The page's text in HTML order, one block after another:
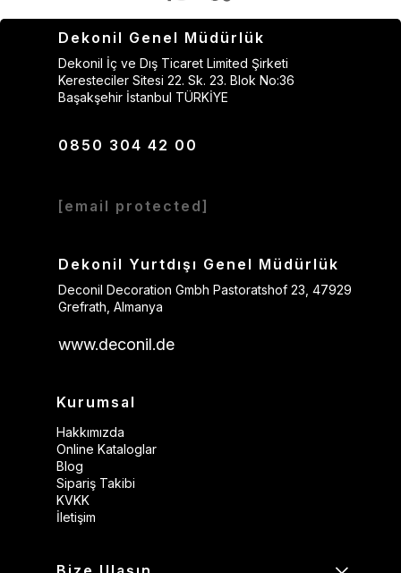
Dekonil Genel Müdürlük
Dekonil İç ve Dış Ticaret Limited Şirketi
Keresteciler Sitesi 22. Sk. 23. Blok No:36
Başakşehir İstanbul TÜRKİYE
0850 304 42 00
[email protected]
Dekonil Yurtdışı Genel Müdürlük
Deconil Decoration Gmbh Pastoratshof 23, 47929
Grefrath, Almanya
www.deconil.de
Kurumsal
Hakkımızda
Online Kataloglar
Blog
Sipariş Takibi
KVKK
İletişim